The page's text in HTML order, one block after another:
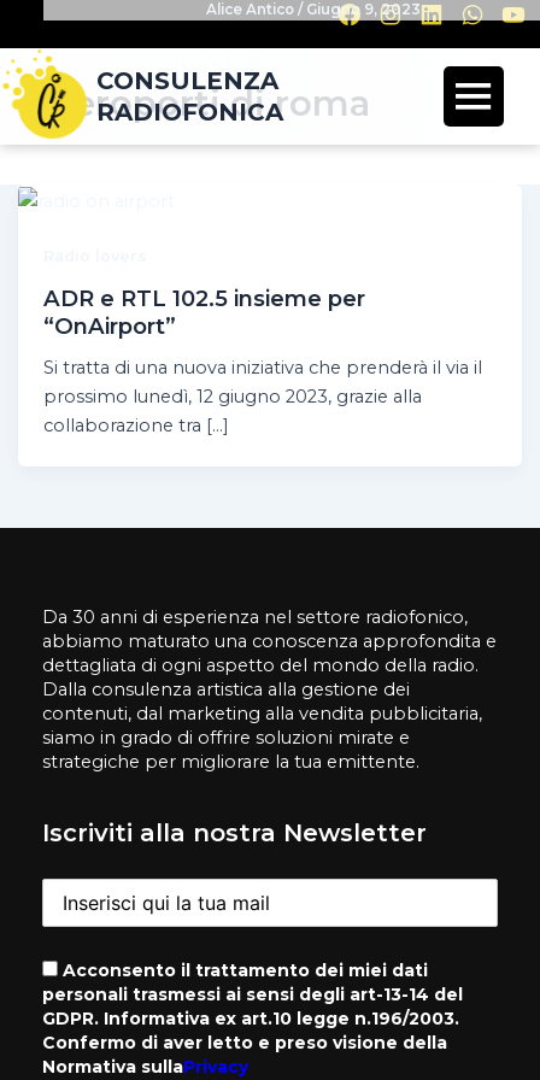
CONSULENZA
RADIOFONICA
aeroporti di roma
ADR e RTL 102.5 insieme per
“OnAirport”
Alice Antico/ Giugno 9, 2023
Si tratta di una nuova iniziativa che prenderà il via il
prossimo lunedì, 12 giugno 2023, grazie alla
collaborazione tra […]
Da 30 anni di esperienza nel settore radiofonico,
abbiamo maturato una conoscenza approfondita e
dettagliata di ogni aspetto del mondo della radio.
Dalla consulenza artistica alla gestione dei
contenuti, dal marketing alla vendita pubblicitaria,
siamo in grado di offrire soluzioni mirate e
strategiche per migliorare la tua emittente.
Iscriviti alla nostra Newsletter
Acconsento il trattamento dei miei dati
personali trasmessi ai sensi degli art-13-14 del
GDPR. Informativa ex art.10 legge n.196/2003.
Confermo di aver letto e preso visione della
Normativa sullaPrivacy